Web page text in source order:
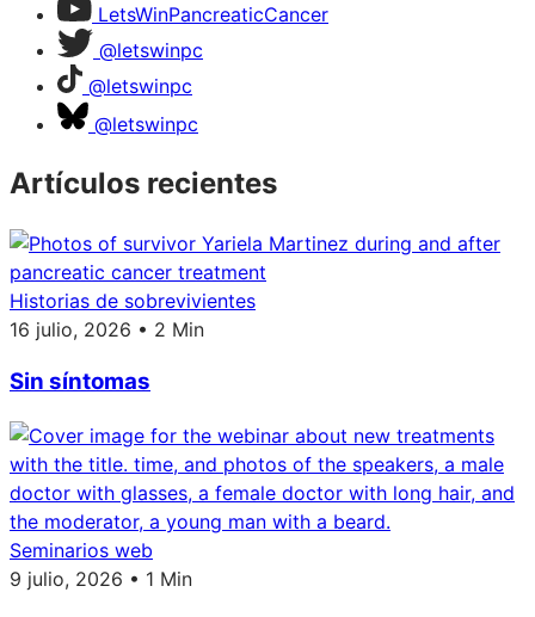
LetsWinPancreaticCancer
@letswinpc
@letswinpc
@letswinpc
Artículos recientes
Historias de sobrevivientes
16 julio, 2026 • 2 Min
Sin síntomas
Seminarios web
9 julio, 2026 • 1 Min